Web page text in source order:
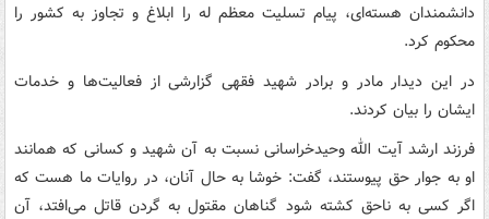
دانشمندان هسته‌ای، پیام تسلیت معظم له را ابلاغ و تجاوز به کشور را
محکوم کرد.
در این دیدار مادر و برادر شهید فقهی گزارشی از فعالیت‌ها و خدمات
ایشان را بیان کردند.
فرزند ارشد آیت الله وحیدخراسانی نسبت به آن شهید و کسانی که همانند
او به جوار حق پیوستند، گفت: خوشا به حال آنان، در روایات ما هست که
اگر کسی به ناحق کشته شود گناهان مقتول به گردن قاتل می‌افتد، آن